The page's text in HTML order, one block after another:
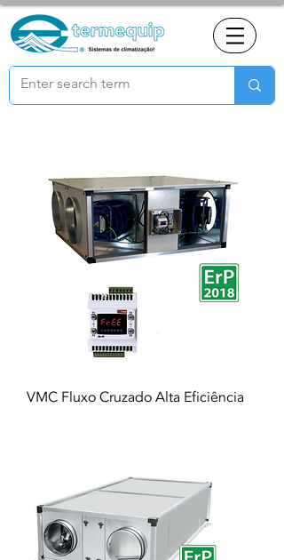
VMC Fluxo Cruzado Alta Eficiência